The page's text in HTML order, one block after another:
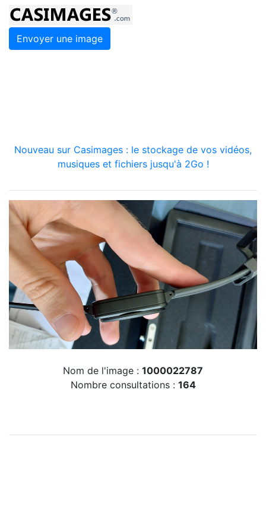
Envoyer une image
Nouveau sur Casimages : le stockage de vos vidéos,
musiques et fichiers jusqu'à 2Go !
Nom de l'image : 1000022787
Nombre consultations : 164